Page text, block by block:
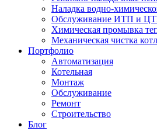
Наладка водно-
Обслуживание ИТП и
Химическая промывка
Механическая чистка
Портфолио
Автоматизация
Котельная
Монтаж
Обслуживание
Ремонт
Строительство
Блог